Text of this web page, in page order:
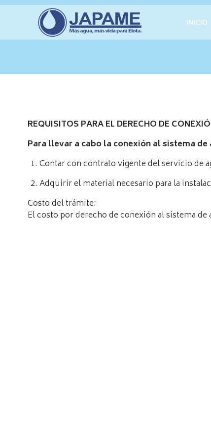
Saltar
contenido
INICIO
REQUISITOS PARA EL DERECHO DE
Para llevar a cabo la conexión al sistema
Contar con contrato vigente del servicio de
Adquirir el material necesario para la
Costo del trámite:
El costo por derecho de conexión al sistema de